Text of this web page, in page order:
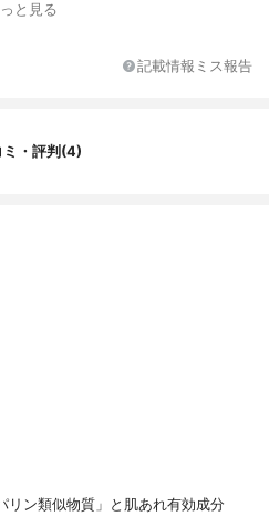
と見る
記載情報ミス報告
ミ・評判(4)
リン類似物質」と肌あれ有効成分